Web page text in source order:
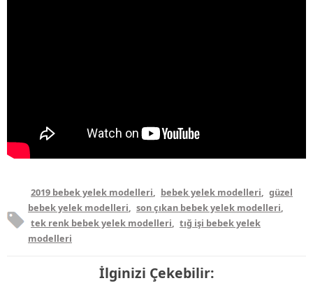
2019 bebek yelek modelleri, bebek yelek modelleri, güzel
bebek yelek modelleri, son çıkan bebek yelek modelleri,
tek renk bebek yelek modelleri, tığ işi bebek yelek
modelleri
İlginizi Çekebilir: